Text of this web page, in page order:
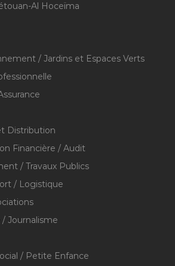
Al Hoceïma
/ Jardins et Espaces Verts
Distribution
Financière / Audit
/ Travaux Publics
/ Logistique
Journalisme
/ Petite Enfance